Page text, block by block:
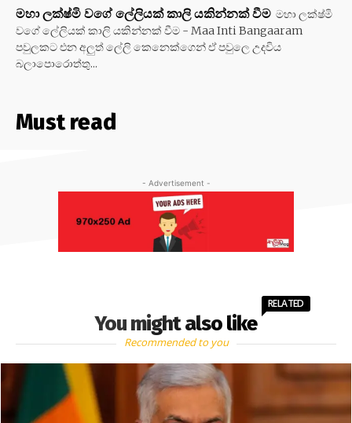
මහා ලක්ෂ්මි වගේ ලේලියක් කාලි යකින්නක් වීම මහා ලක්ෂ්මි
වගේ ලේලියක් කාලි යකින්නක් වීම - Maa Inti Bangaaram
පවුලකට එන අලුත් ලේලි කෙනෙක්ගෙන් ඒ පවුලෙ උදවිය
බලාපොරොත්තු...
Must read
- Advertisement -
You might also like
RELATED
Recommended to you